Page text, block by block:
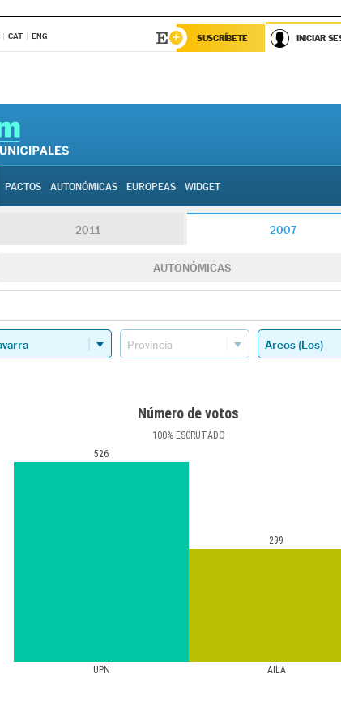
CAT ENG SUSCRÍBETE INICIAR
PACTOS AUTONÓMICAS EUROPEAS WIDGET
2011 2007
AUTONÓMICAS
Número de votos
100%ESCRUTADO
UPN AILA
526
299